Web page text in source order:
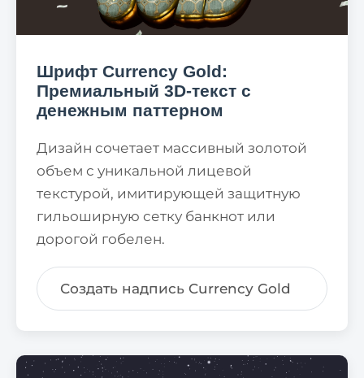
Шрифт Currency Gold:
Премиальный 3D-текст с
денежным паттерном
Дизайн сочетает массивный золотой
объем с уникальной лицевой
текстурой, имитирующей защитную
гильоширную сетку банкнот или
дорогой гобелен.
Создать надпись Currency Gold